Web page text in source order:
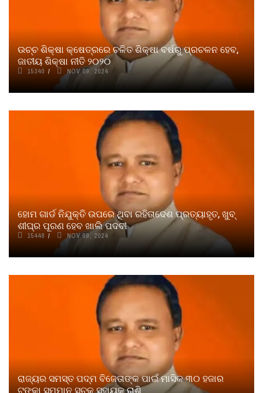
ଉଚ୍ଚ ଶିକ୍ଷା କ୍ଷେତ୍ରରେ ଚଳିତ ଶିକ୍ଷା ବର୍ଷରୁ ପ୍ରଚଳନ ହେବ,
ଜାତୀୟ ଶିକ୍ଷା ନୀତି ୨୦୨୦
15340 NOV 09, 2024
ହୋମ ଗାର୍ଡ ନିଯୁକ୍ତି ଉପରେ ଥିବା ରହିତାଦେଶ ପ୍ରତ୍ୟାହୃତ, ଖୁବ୍
ଶୀଘ୍ର ପୂରଣ ହେବ ଖାଲି ପଦବୀ
15448 NOV 09, 2024
ରାଜ୍ୟର ସମସ୍ତ ପଦ୍ମ ବିଜେତାଙ୍କ ପାଇଁ ମାସିକ ୩୦ ହଜାର
ଟଙ୍କା ସମ୍ମାନ ସୂଚକ ସହାୟକ ରାଶି